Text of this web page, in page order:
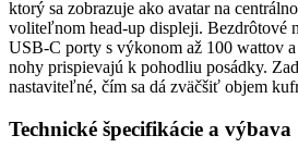
ktorý sa zobrazuje ako avatar na
voliteľnom head-up displeji. Bezdrôtové
USB-C porty s výkonom až 100 wattov
nohy prispievajú k pohodliu posádky.
nastaviteľné, čím sa dá zväčšiť objem
Technické špecifikácie a výbava